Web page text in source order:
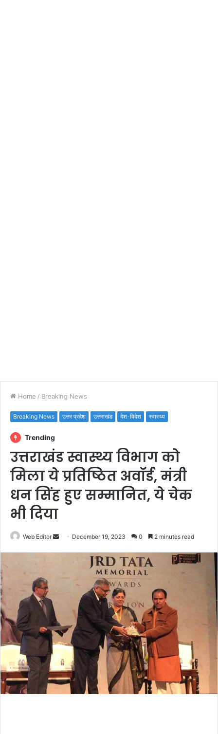
Home / Breaking News
Breaking News उत्तर प्रदेश उत्तराखंड देश-विदेश स्वास्थ्य
Trending
उत्तराखंड स्वास्थ्य विभाग को
मिला ये प्रतिष्ठित अवॉर्ड, मंत्री
धन सिंह हुए सम्मानित, ये चेक
भी दिया
Web Editor
a
i
December 19, 2023 0 2 minutes read